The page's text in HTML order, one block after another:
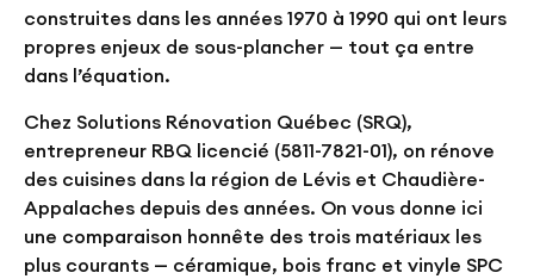
construites dans les années 1970 à 1990 qui ont leurs
propres enjeux de sous-plancher — tout ça entre
dans l’équation.
Chez Solutions Rénovation Québec (SRQ),
entrepreneur RBQ licencié (5811-7821-01), on rénove
des cuisines dans la région de Lévis et Chaudière-
Appalaches depuis des années. On vous donne ici
une comparaison honnête des trois matériaux les
plus courants — céramique, bois franc et vinyle SPC